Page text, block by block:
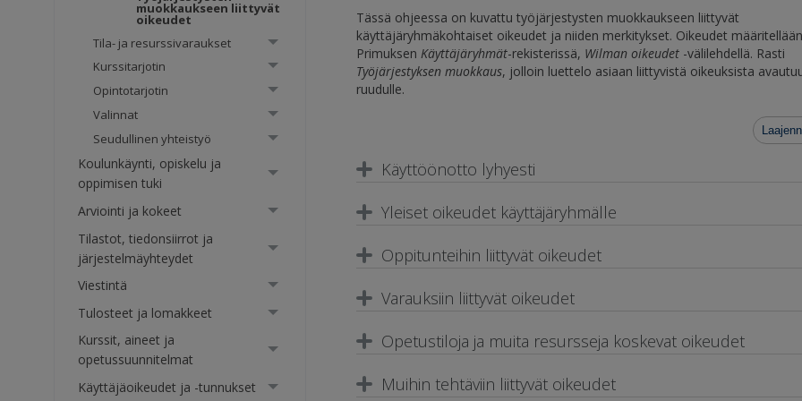
muokkaukseen liittyvät
oikeudet
Tila- ja resurssivaraukset
Kurssitarjotin
Opintotarjotin
Valinnat
Seudullinen yhteistyö
Koulunkäynti, opiskelu ja
oppimisen tuki
Arviointi ja kokeet
Tilastot, tiedonsiirrot ja
järjestelmäyhteydet
Viestintä
Tulosteet ja lomakkeet
Kurssit, aineet ja
opetussuunnitelmat
Käyttäjäoikeudet ja -tunnukset
Tässä ohjeessa on kuvattu työjärjestysten muokkaukseen liittyvät
käyttäjäryhmäkohtaiset oikeudet ja niiden merkitykset. Oikeudet määritellään
Primuksen Käyttäjäryhmät-rekisterissä, Wilman oikeudet -välilehdellä. Rasti
Työjärjestyksen muokkaus, jolloin luettelo asiaan liittyvistä oikeuksista
ruudulle.
Käyttöönotto lyhyesti
Yleiset oikeudet käyttäjäryhmälle
Oppitunteihin liittyvät oikeudet
Varauksiin liittyvät oikeudet
Opetustiloja ja muita resursseja koskevat oikeudet
Muihin tehtäviin liittyvät oikeudet